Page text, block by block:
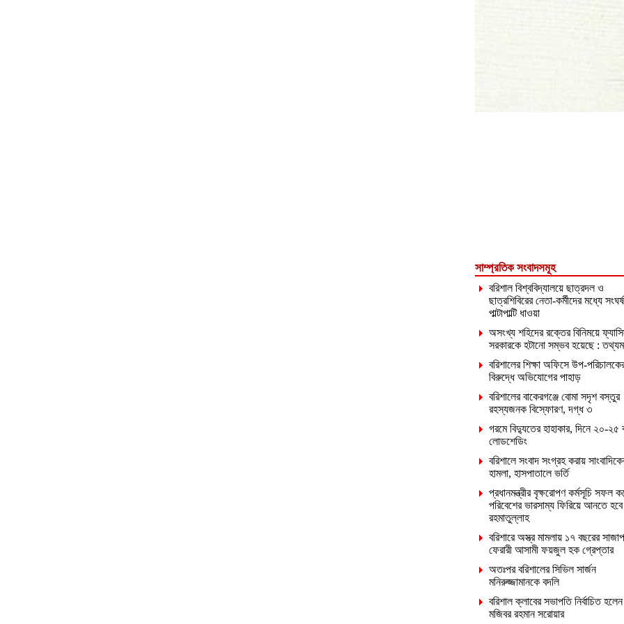
সাম্প্রতিক সংবাদসমূহ
বরিশাল বিশ্ববিদ্যালয়ে ছাত্রদল ও
ছাত্রশিবিরের নেতা-কর্মীদের মধ্যে
পাল্টাপাল্টি ধাওয়া
অসংখ্য শহিদের রক্তের বিনিময়ে
সরকারকে হটানো সম্ভব হয়েছে :
বরিশালের শিক্ষা অফিসে উপ-
বিরুদ্ধে অভিযোগের পাহাড়
বরিশালের বাকেরগঞ্জে বোমা সদৃশ বস্তুর
রহস্যজনক বিস্ফোরণ, দগ্ধ ৩
গরমে বিদ্যুতের হাহাকার, দিনে ২০-২৫
লোডশেডিং
বরিশালে সংবাদ সংগ্রহ করায়
হামলা, হাসপাতালে ভর্তি
প্রধানমন্ত্রীর বৃক্ষরোপণ কর্মসূচি সফল
পরিবেশের ভারসাম্য ফিরিয়ে আনতে
রহমাতুল্লাহ
বরিশারে অস্ত্র মামলায় ১৭ বছরের
ফেরারী আসামী ফয়জুল হক গ্রেপ্তার
অতঃপর বরিশালের সিভিল সার্জন
মনিরুজ্জামানকে বদলি
বরিশাল ক্লাবের সভাপতি নির্বাচিত হলেন
মজিবর রহমান সরোয়ার